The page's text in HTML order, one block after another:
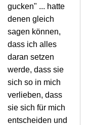
gucken" ... hatte
denen gleich
sagen können,
dass ich alles
daran setzen
werde, dass sie
sich so in mich
verlieben, dass
sie sich für mich
entscheiden und